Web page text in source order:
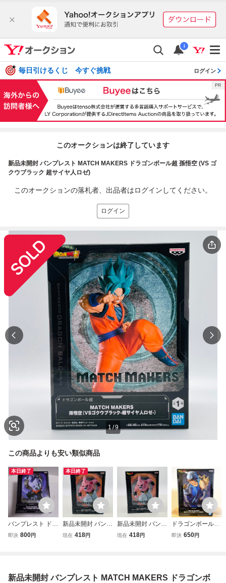
i
毎日引けるくじ 今すぐ挑戦 ログイン
このオークションは終了しています
新品未開封 バンプレスト MATCH MAKERS ドラゴンボール超 孫悟空 (VS ゴ
クウブラック 超サイヤ人ロゼ)
このオークションの落札者、出品者はログインしてください。
ログイン
1/9
この商品よりも安い類似商品
本日終了
バンプレスト ドラ
ゴンボール超 MAT
即決 800円
本日終了
新品未開封 バンプ
レスト MATCH M
現在 418円
新品未開封 バンプ
レスト MATCH M
現在 418円
ドラゴンボールZ
MATCH MAKERS
スト 激安 ラスト1
即決 650円
新品未開封 バンプレスト MATCH MAKERS ドラゴンボ